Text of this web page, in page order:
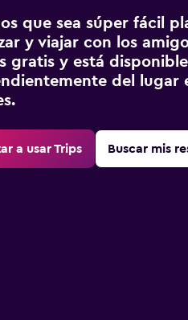
que sea súper fácil
y viajar con los
gratis y está
del lugar
a usar Trips Buscar mis